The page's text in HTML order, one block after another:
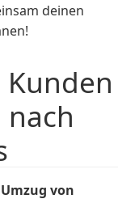
deinen
von